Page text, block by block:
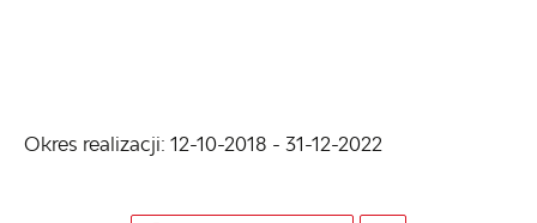
Okres realizacji: 12-10-2018 - 31-12-2022